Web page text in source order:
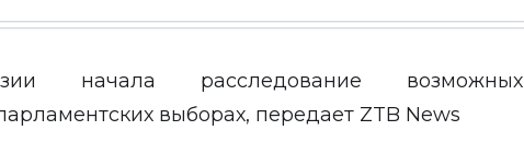
начала расследование возможных
выборах, передает ZTB News